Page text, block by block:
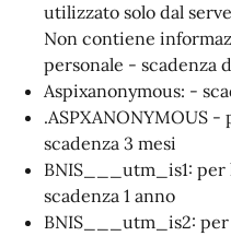
utilizzato solo dal
Non contiene
personale - scadenza
Aspixanonymous: -
.ASPXANONYMOUS
scadenza 3 mesi
BNIS___utm_is1: per
scadenza 1 anno
BNIS___utm_is2: